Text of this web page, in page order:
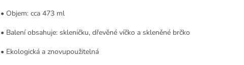
• Objem: cca 473 ml
• Balení obsahuje: skleničku, dřevěné víčko a skleněné brčko
• Ekologická a znovupoužitelná